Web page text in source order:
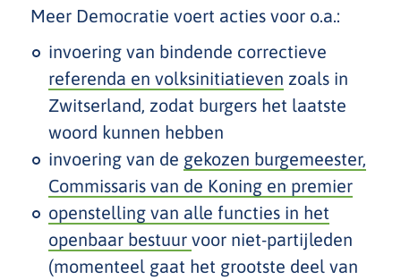
Meer Democratie voert acties voor o.a.:
invoering van bindende correctieve
referenda en volksinitiatieven zoals in
Zwitserland, zodat burgers het laatste
woord kunnen hebben
invoering van de gekozen burgemeester,
Commissaris van de Koning en premier
openstelling van alle functies in het
openbaar bestuur voor niet-partijleden
(momenteel gaat het grootste deel van